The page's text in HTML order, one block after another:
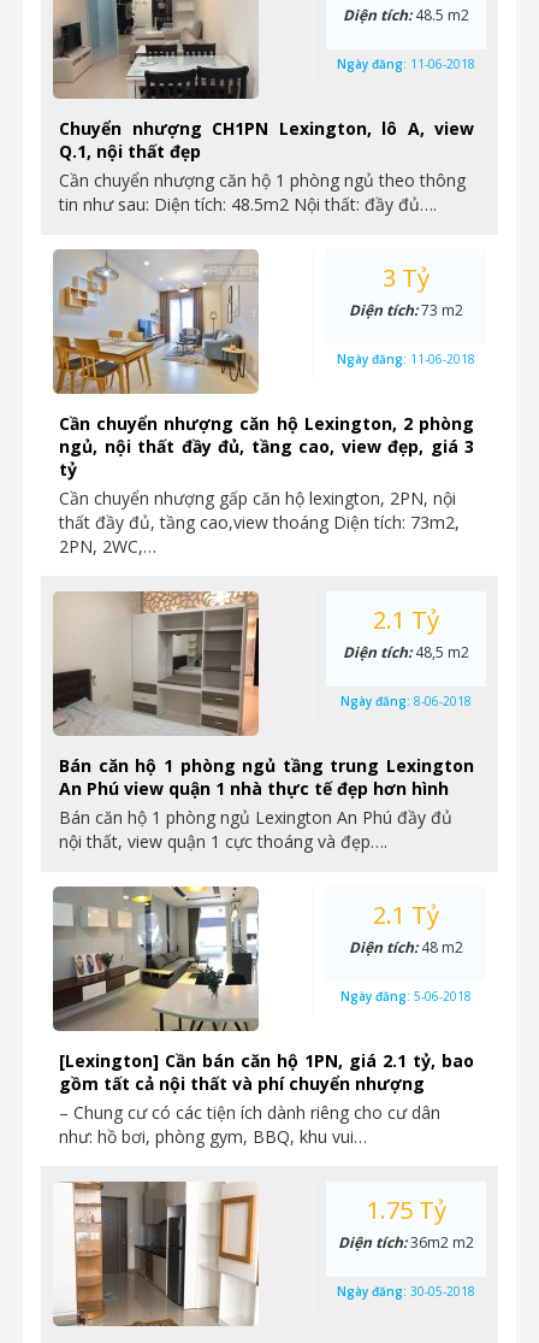
Chuyển nhượng CH1PN Lexington, lô A, view
Q.1, nội thất đẹp
Cần chuyển nhượng căn hộ 1 phòng ngủ theo thông
tin như sau: Diện tích: 48.5m2 Nội thất: đầy đủ….
Diện tích:48.5 m2
Ngày đăng: 11-06-2018
Cần chuyển nhượng căn hộ Lexington, 2 phòng
ngủ, nội thất đầy đủ, tầng cao, view đẹp, giá 3
tỷ
Cần chuyển nhượng gấp căn hộ lexington, 2PN, nội
thất đầy đủ, tầng cao,view thoáng Diện tích: 73m2,
2PN, 2WC,…
3 Tỷ
Diện tích:73 m2
Ngày đăng: 11-06-2018
Bán căn hộ 1 phòng ngủ tầng trung Lexington
An Phú view quận 1 nhà thực tế đẹp hơn hình
Bán căn hộ 1 phòng ngủ Lexington An Phú đầy đủ
nội thất, view quận 1 cực thoáng và đẹp….
2.1 Tỷ
Diện tích:48,5 m2
Ngày đăng: 8-06-2018
[Lexington] Cần bán căn hộ 1PN, giá 2.1 tỷ, bao
gồm tất cả nội thất và phí chuyển nhượng
– Chung cư có các tiện ích dành riêng cho cư dân
như: hồ bơi, phòng gym, BBQ, khu vui…
2.1 Tỷ
Diện tích:48 m2
Ngày đăng: 5-06-2018
1.75 Tỷ
Diện tích:36m2 m2
Ngày đăng: 30-05-2018